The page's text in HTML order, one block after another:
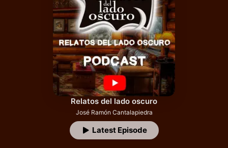
Top Charts
Relatos del lado oscuro
José Ramón Cantalapiedra
Latest Episode